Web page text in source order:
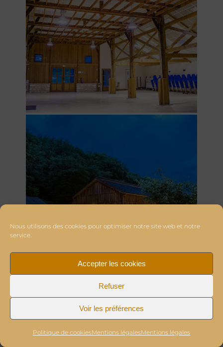
Nous utilisons des cookies pour optimiser notre site web et notre
service.
Accepter les cookies
Refuser
Voir les préférences
Politique de cookiesMentions légalesMentions légales